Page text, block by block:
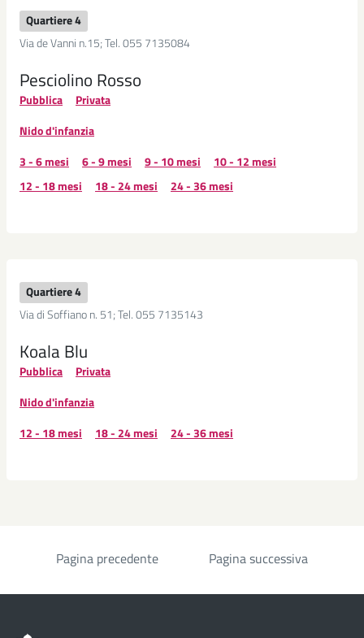
Quartiere 4
Via de Vanni n.15; Tel. 055 7135084
Pesciolino Rosso
Pubblica
Privata
Nido d'infanzia
3 - 6 mesi
6 - 9 mesi 9 - 10 mesi
10 - 12 mesi
12 - 18 mesi
18 - 24 mesi 24 - 36 mesi
Quartiere 4
Via di Soffiano n. 51; Tel. 055 7135143
Koala Blu
Pubblica
Privata
Nido d'infanzia
12 - 18 mesi
18 - 24 mesi 24 - 36 mesi
Paginazione
Pagina precedente Pagina successiva